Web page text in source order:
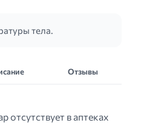
тела.
Отзывы
отсутствует в аптеках